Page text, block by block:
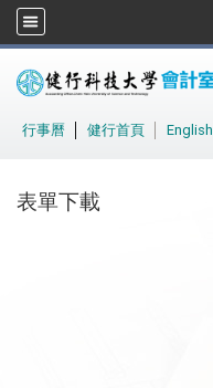
行事曆 健行首頁 English
表單下載